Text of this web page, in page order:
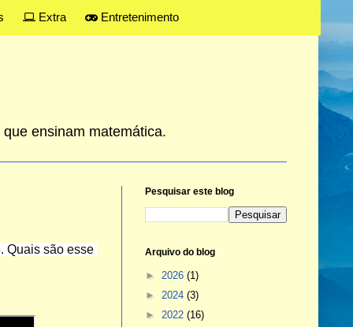
Extra Entretenimento
ensinam matemática.
Quais são esse
Pesquisar este blog
Arquivo do blog
► 2026 (1)
► 2024 (3)
► 2022 (16)